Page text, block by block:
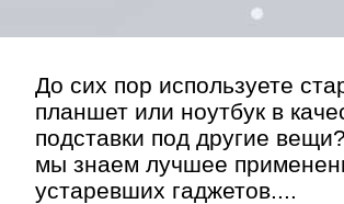
До сих пор используете
планшет или ноутбук в
подставки под другие
мы знаем лучшее
устаревших гаджетов....